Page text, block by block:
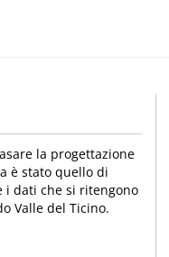
la progettazione
è stato quello di
i dati che si ritengono
Valle del Ticino.